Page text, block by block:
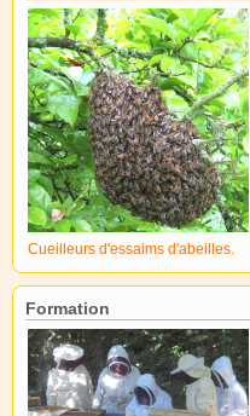
Cueilleurs d'essaims d'abeilles.
Formation